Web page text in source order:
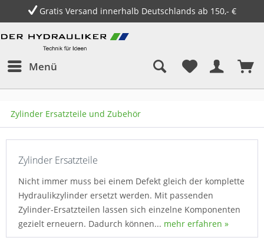
innerhalb Deutschlands ab 150,- €
Menü
Zylinder Ersatzteile und Zubehör
Zylinder Ersatzteile
Nicht immer muss bei einem Defekt gleich der komplette
Hydraulikzylinder ersetzt werden. Mit passenden
Zylinder-Ersatzteilen lassen sich einzelne Komponenten
gezielt erneuern. Dadurch können... mehr erfahren »